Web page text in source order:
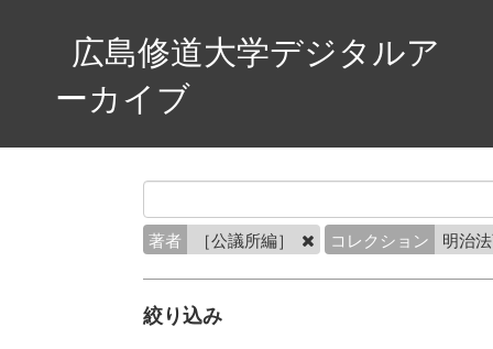
広島修道大学デジタルア
ーカイブ
著者 ［公議所編］ コレクション 明治
絞り込み